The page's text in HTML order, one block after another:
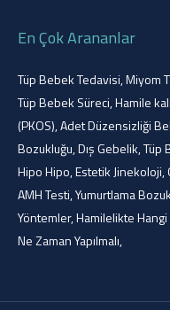
En Çok Arananlar
Tüp Bebek Tedavisi,Miyom
Tüp Bebek Süreci,Hamile
(PKOS),Adet Düzensizliği
Bozukluğu,Dış Gebelik,Tüp
Hipo Hipo,Estetik Jinekoloji,
AMH Testi,Yumurtlama
Yöntemler,Hamilelikte Hangi
Ne Zaman Yapılmalı,